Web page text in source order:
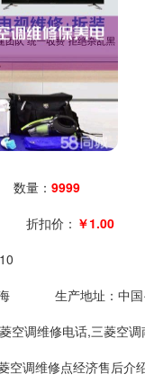
数量： 9999
折扣价： ￥1.00
生产地址：中国
空调维修电话,三菱空
空调维修点经济售后介